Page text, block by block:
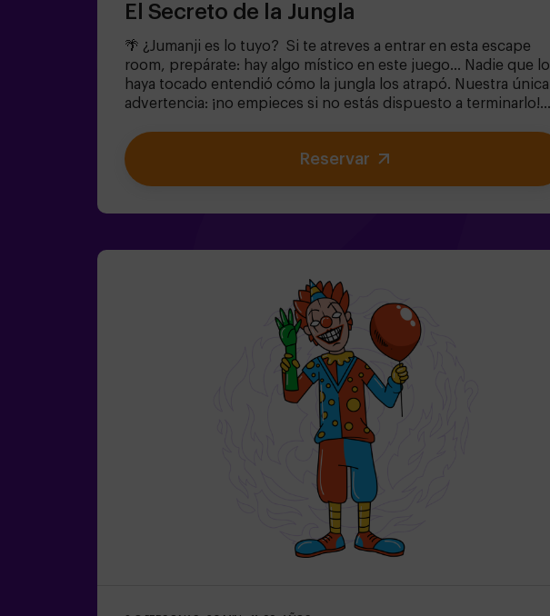
El Secreto de la Jungla
🌴 ¿Jumanji es lo tuyo? Si te atreves a entrar en esta escape
room, prepárate: hay algo místico en este juego... Nadie que lo
haya tocado entendió cómo la jungla los atrapó. Nuestra única
advertencia: ¡no empieces si no estás dispuesto a terminarlo!
equipo con valor para encontrar la caja del juego y volver a
encerrar a este mundo mágico en su interior, de lo contrario,
quedaréis atrapados para siempre. No tardes, ¡cada segundo
fiestas infantiles❗Si todos jugadores del equipo son menores o
pero si incluyes las palabras MODO EASY en tu reserva,
podremos añadir pistas adicionales para que bajar el nivel de
Reservar